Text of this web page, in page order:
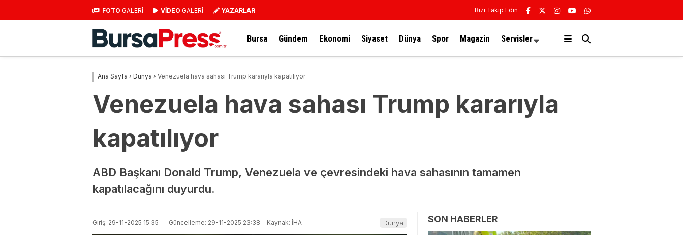
FOTO GALERİ VİDEO GALERİ YAZARLAR Bizi Takip Edin
Bursa Gündem Ekonomi Siyaset Dünya Spor Magazin Servisler
Ana Sayfa › Dünya › Venezuela hava sahası Trump kararıyla kapatılıyor
Venezuela hava sahası Trump kararıyla
kapatılıyor
ABD Başkanı Donald Trump, Venezuela ve çevresindeki hava sahasının tamamen
kapatılacağını duyurdu.
Giriş: 29-11-2025 15:35 Güncelleme: 29-11-2025 23:38 Kaynak: İHA Dünya SON HABERLER